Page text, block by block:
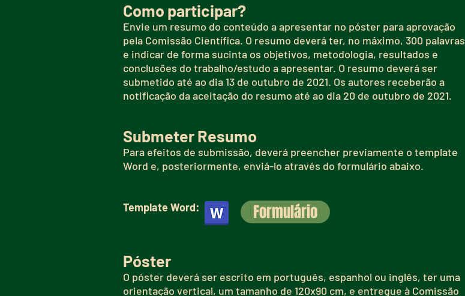
Como participar?
Envie um resumo do conteúdo a apresentar no póster para aprovação
pela Comissão Científica. O resumo deverá ter, no máximo, 300 palavras
e indicar de forma sucinta os objetivos, metodologia, resultados e
conclusões do trabalho/estudo a apresentar. O resumo deverá ser
submetido até ao dia 13 de outubro de 2021. Os autores receberão a
notificação da aceitação do resumo até ao dia 20 de outubro de 2021.
Submeter Resumo
Para efeitos de submissão, deverá preencher previamente o template
Word e, posteriormente, enviá-lo através do formulário abaixo.
Template Word:
Póster
O póster deverá ser escrito em português, espanhol ou inglês, ter uma
orientação vertical, um tamanho de 120x90 cm, e entregue à Comissão
Formulário